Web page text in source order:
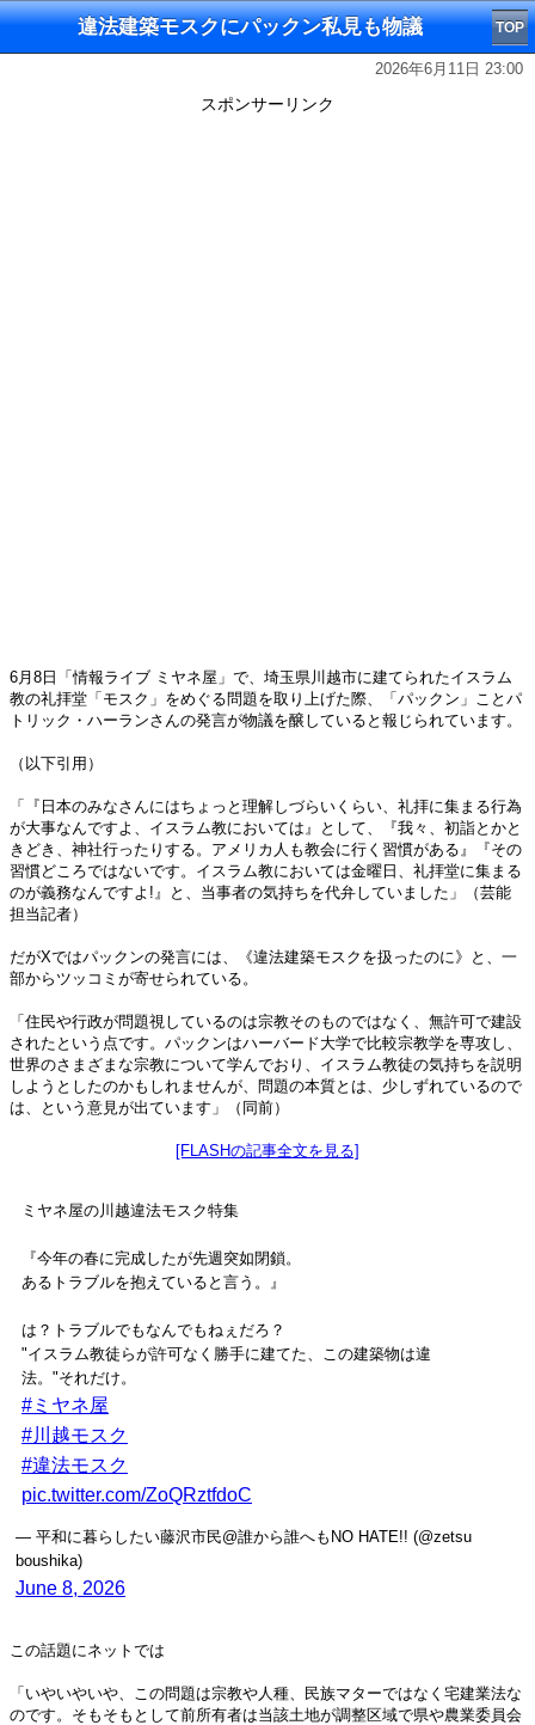
違法建築モスクにパックン私見も物議 TOP
2026年6月11日 23:00
スポンサーリンク
6月8日「情報ライブ ミヤネ屋」で、埼玉県川越市に建てられたイスラム
教の礼拝堂「モスク」をめぐる問題を取り上げた際、「パックン」ことパ
トリック・ハーランさんの発言が物議を醸していると報じられています。
（以下引用）
「『日本のみなさんにはちょっと理解しづらいくらい、礼拝に集まる行為
が大事なんですよ、イスラム教においては』として、『我々、初詣とかと
きどき、神社行ったりする。アメリカ人も教会に行く習慣がある』『その
習慣どころではないです。イスラム教においては金曜日、礼拝堂に集まる
のが義務なんですよ!』と、当事者の気持ちを代弁していました」（芸能
担当記者）
だがXではパックンの発言には、《違法建築モスクを扱ったのに》と、一
部からツッコミが寄せられている。
「住民や行政が問題視しているのは宗教そのものではなく、無許可で建設
されたという点です。パックンはハーバード大学で比較宗教学を専攻し、
世界のさまざまな宗教について学んでおり、イスラム教徒の気持ちを説明
しようとしたのかもしれませんが、問題の本質とは、少しずれているので
は、という意見が出ています」（同前）
[FLASHの記事全文を見る]
ミヤネ屋の川越違法モスク特集
『今年の春に完成したが先週突如閉鎖。
あるトラブルを抱えていると言う。』
は？トラブルでもなんでもねぇだろ？
"イスラム教徒らが許可なく勝手に建てた、この建築物は違
法。"それだけ。
#ミヤネ屋
#川越モスク
#違法モスク
pic.twitter.com/ZoQRztfdoC
— 平和に暮らしたい藤沢市民@誰から誰へもNO HATE!! (@zetsu
boushika)
June 8, 2026
この話題にネットでは
「いやいやいや、この問題は宗教や人種、民族マターではなく宅建業法な
のです。そもそもとして前所有者は当該土地が調整区域で県や農業委員会